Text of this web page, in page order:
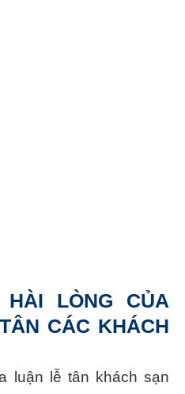
LÒNG CỦA
CÁC KHÁCH
luận lễ tân khách sạn